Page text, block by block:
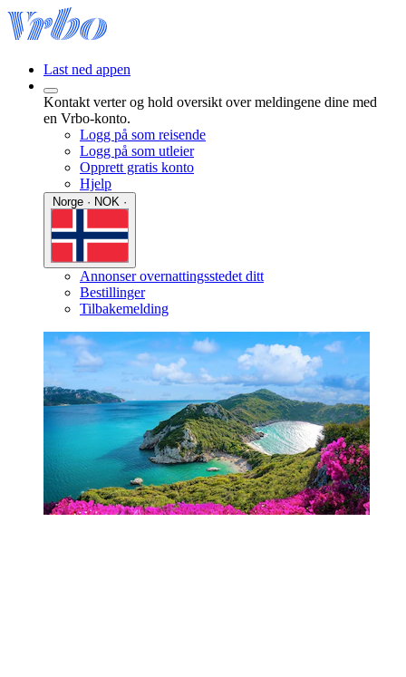
Last ned appen
Kontakt verter og hold oversikt over meldingene dine med
en Vrbo-konto.
Logg på som reisende
Logg på som utleier
Opprett gratis konto
Hjelp
Annonser overnattingsstedet ditt
Bestillinger
Tilbakemelding